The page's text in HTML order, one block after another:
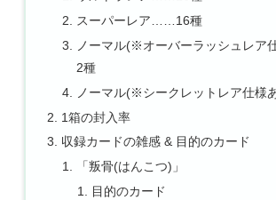
スーパーレア……16種
ノーマル(※オーバーラッシュレア
2種
ノーマル(※シークレットレア仕
1箱の封入率
収録カードの雑感 & 目的のカード
「叛骨(はんこつ)」
目的のカード